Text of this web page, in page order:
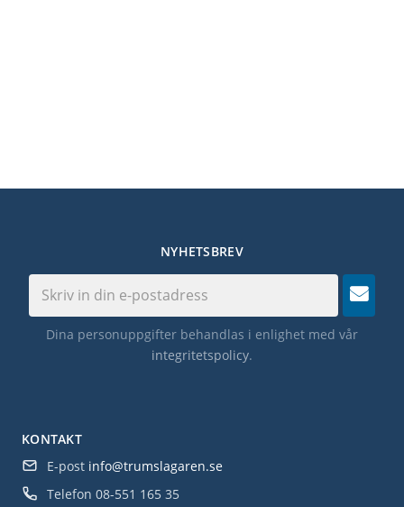
KONTAKT
E-post info@trumslagaren.se
Telefon 08-551 165 35
NYHETSBREV
Dina personuppgifter behandlas i enlighet med vår
integritetspolicy.